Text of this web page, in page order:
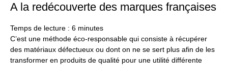
A la redécouverte des marques françaises
Temps de lecture : 6 minutes
C’est une méthode éco-responsable qui consiste à récupérer
des matériaux défectueux ou dont on ne se sert plus afin de les
transformer en produits de qualité pour une utilité différente